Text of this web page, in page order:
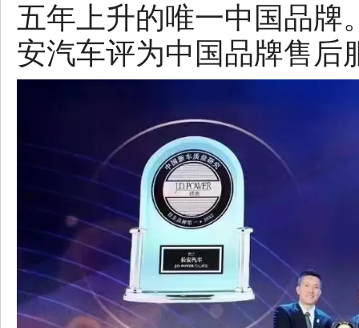
五年上升的唯一中国品牌
安汽车评为中国品牌售后